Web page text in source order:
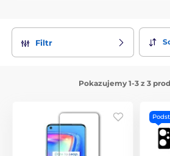
Filtr
Pokazujemy 1-3 z 3